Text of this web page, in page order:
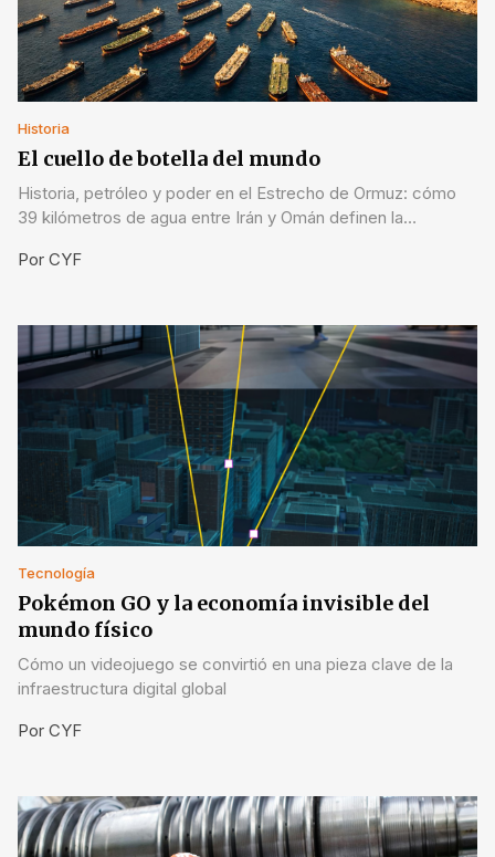
Historia
El cuello de botella del mundo
Historia, petróleo y poder en el Estrecho de Ormuz: cómo
39 kilómetros de agua entre Irán y Omán definen la
Por CYF
Tecnología
Pokémon GO y la economía invisible del
mundo físico
Cómo un videojuego se convirtió en una pieza clave de la
infraestructura digital global
Por CYF